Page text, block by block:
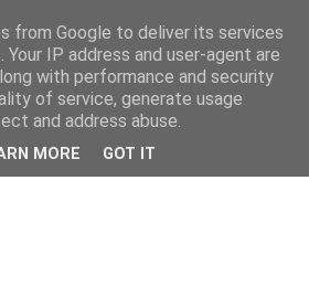
from Google to deliver its services
IP address and user-agent are
with performance and security
of service, generate usage
and address abuse.
MORE GOT IT